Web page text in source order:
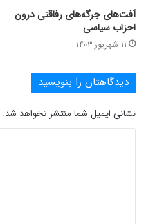
آفت‌های جرگه‌های رفاقتی درون
احزاب سیاسی
۱۱ شهریور ۱۴۰۳
دیدگاهتان را بنویسید
نشانی ایمیل شما منتشر نخواهد شد.